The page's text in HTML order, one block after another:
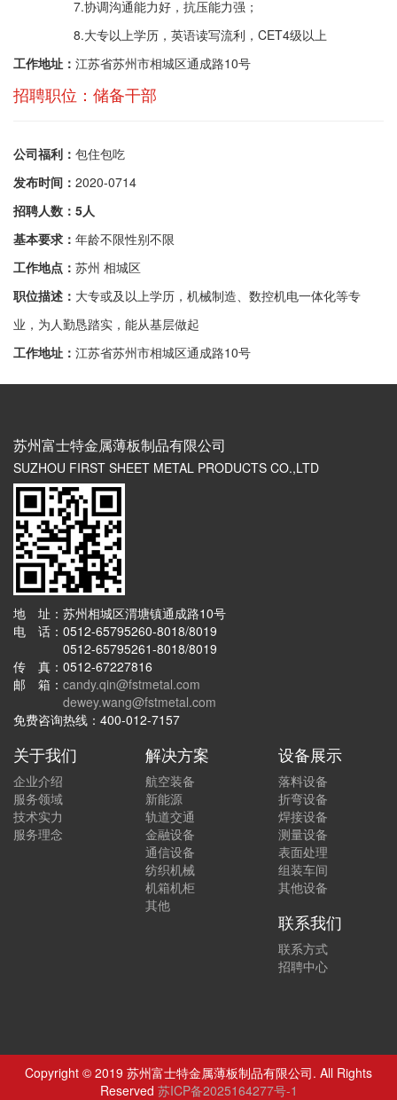
7.协调沟通能力好，抗压能力强；
8.大专以上学历，英语读写流利，CET4级以上
工作地址： 江苏省苏州市相城区通成路10号
招聘职位：储备干部
公司福利： 包住包吃
发布时间： 2020-0714
招聘人数：5人
基本要求： 年龄不限性别不限
工作地点： 苏州 相城区
职位描述： 大专或及以上学历，机械制造、数控机电一体化等专
业，为人勤恳踏实，能从基层做起
工作地址： 江苏省苏州市相城区通成路10号
苏州富士特金属薄板制品有限公司
SUZHOU FIRST SHEET METAL PRODUCTS CO.,LTD
地 址：苏州相城区渭塘镇通成路10号
电 话：0512-65795260-8018/8019
0512-65795261-8018/8019
传 真：0512-67227816
邮 箱： candy.qin@fstmetal.com
dewey.wang@fstmetal.com
免费咨询热线：400-012-7157
关于我们
企业介绍
服务领域
技术实力
服务理念
解决方案
航空装备
新能源
轨道交通
金融设备
通信设备
纺织机械
机箱机柜
其他
设备展示
落料设备
折弯设备
焊接设备
测量设备
表面处理
组装车间
其他设备
联系我们
联系方式
招聘中心
Copyright © 2019 苏州富士特金属薄板制品有限公司. All Rights
Reserved 苏ICP备2025164277号-1